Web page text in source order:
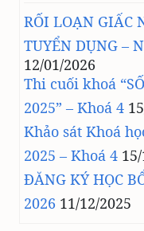
RỐI LOẠN GIẤC
TUYỂN DỤNG –
12/01/2026
Thi cuối khoá
2025” – Khoá 4
Khảo sát Khoá
2025 – Khoá 4
ĐĂNG KÝ HỌC
2026 11/12/2025